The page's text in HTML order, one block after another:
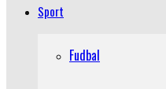
Sport
Fudbal